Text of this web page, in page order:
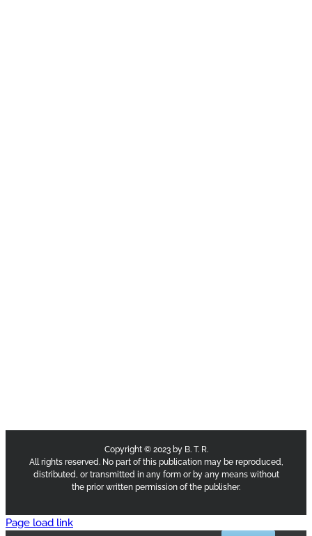
Copyright © 2023 by B. T. R.
All rights reserved. No part of this publication may be reproduced,
distributed, or transmitted in any form or by any means without
the prior written permission of the publisher.
Page load link